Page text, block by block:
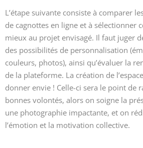
L’étape suivante consiste à comparer
de cagnottes en ligne et à sélectionner
mieux au projet envisagé. Il faut juger
des possibilités de personnalisation
couleurs, photos), ainsi qu’évaluer la
de la plateforme. La création de
donner envie ! Celle-ci sera le point de
bonnes volontés, alors on soigne la
une photographie impactante, et on
l’émotion et la motivation collective.